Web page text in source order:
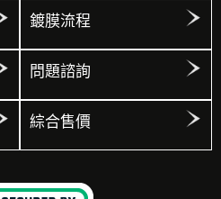
鍍膜流程
問題諮詢
綜合售價